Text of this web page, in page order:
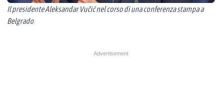
Il presidente Aleksandar Vučić nel corso di una conferenza stampa a
Belgrado